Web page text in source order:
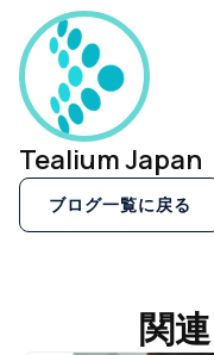
Tealium Japan
ブログ一覧に戻る
関